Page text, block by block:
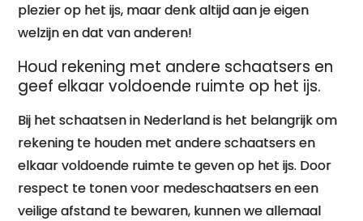
plezier op het ijs, maar denk altijd aan je eigen
welzijn en dat van anderen!
Houd rekening met andere schaatsers en
geef elkaar voldoende ruimte op het ijs.
Bij het schaatsen in Nederland is het belangrijk om
rekening te houden met andere schaatsers en
elkaar voldoende ruimte te geven op het ijs. Door
respect te tonen voor medeschaatsers en een
veilige afstand te bewaren, kunnen we allemaal